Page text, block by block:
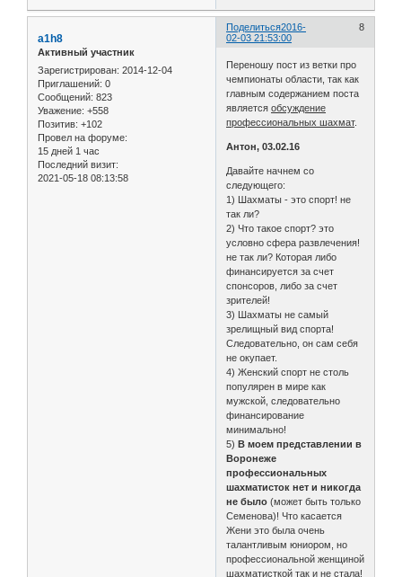
Поделиться 8
2016-
02-03 21:53:00
a1h8
Активный участник
Зарегистрирован: 2014-12-04
Приглашений: 0
Сообщений: 823
Уважение: +558
Позитив: +102
Провел на форуме:
15 дней 1 час
Последний визит:
2021-05-18 08:13:58
Переношу пост из ветки про
чемпионаты области, так как
главным содержанием поста
являетсяобсуждение
профессиональных шахмат.
Антон, 03.02.16
Давайте начнем со
следующего:
1) Шахматы - это спорт! не
так ли?
2) Что такое спорт? это
условно сфера развлечения!
не так ли? Которая либо
финансируется за счет
спонсоров, либо за счет
зрителей!
3) Шахматы не самый
зрелищный вид спорта!
Следовательно, он сам себя
не окупает.
4) Женский спорт не столь
популярен в мире как
мужской, следовательно
финансирование
минимально!
5)В моем представлении в
Воронеже
профессиональных
шахматисток нет и никогда
не было (может быть только
Семенова)! Что касается
Жени это была очень
талантливым юниором, но
профессиональной женщиной
шахматисткой так и не стала!